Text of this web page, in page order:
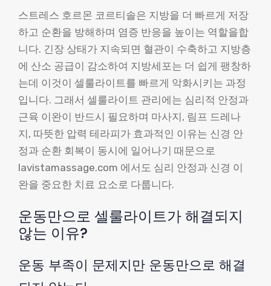
스트레스 호르몬 코르티솔은 지방을 더 빠르게 저장
하고 순환을 방해하며 염증 반응을 높이는 역할을합
니다. 긴장 상태가 지속되면 혈관이 수축하고 지방층
에 산소 공급이 감소하여 지방세포는 더 쉽게 팽창하
는데 이것이 셀룰라이트를 빠르게 악화시키는 과정
입니다. 그래서 셀룰라이트 관리에는 심리적 안정과
근육 이완이 반드시 필요하며 마사지, 림프 드레나
지, 따뜻한 압력 테라피가 효과적인 이유는 신경 안
정과 순환 회복이 동시에 일어나기 때문으로
lavistamassage.com 에서도 심리 안정과 신경 이
완을 중요한 치료 요소로 다룹니다.
운동만으로 셀룰라이트가 해결되지
않는 이유?
운동 부족이 문제지만 운동만으로 해결